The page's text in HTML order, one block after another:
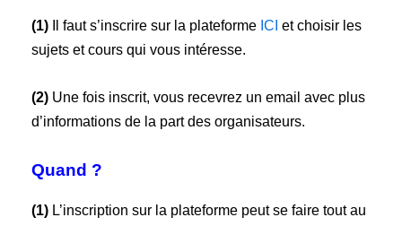
(1) Il faut s’inscrire sur la plateforme ICI et choisir les
sujets et cours qui vous intéresse.
(2) Une fois inscrit, vous recevrez un email avec plus
d’informations de la part des organisateurs.
Quand ?
(1) L’inscription sur la plateforme peut se faire tout au